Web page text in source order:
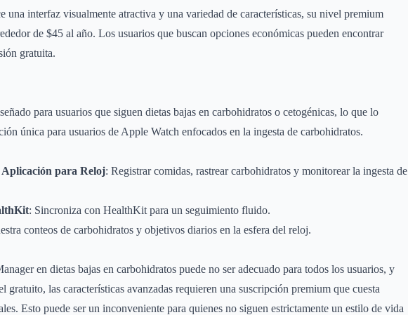
una interfaz visualmente atractiva y una variedad de características, su nivel premium
de $45 al año. Los usuarios que buscan opciones económicas pueden encontrar
gratuita.
para usuarios que siguen dietas bajas en carbohidratos o cetogénicas, lo que lo
única para usuarios de Apple Watch enfocados en la ingesta de carbohidratos.
para Reloj: Registrar comidas, rastrear carbohidratos y monitorear la ingesta de
: Sincroniza con HealthKit para un seguimiento fluido.
conteos de carbohidratos y objetivos diarios en la esfera del reloj.
en dietas bajas en carbohidratos puede no ser adecuado para todos los usuarios, y
gratuito, las características avanzadas requieren una suscripción premium que cuesta
Esto puede ser un inconveniente para quienes no siguen estrictamente un estilo de vida